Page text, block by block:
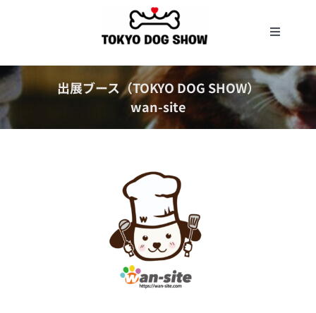
Toggle
開催概要
出展ブース（TOKYO DOG SHOW）
wan-site